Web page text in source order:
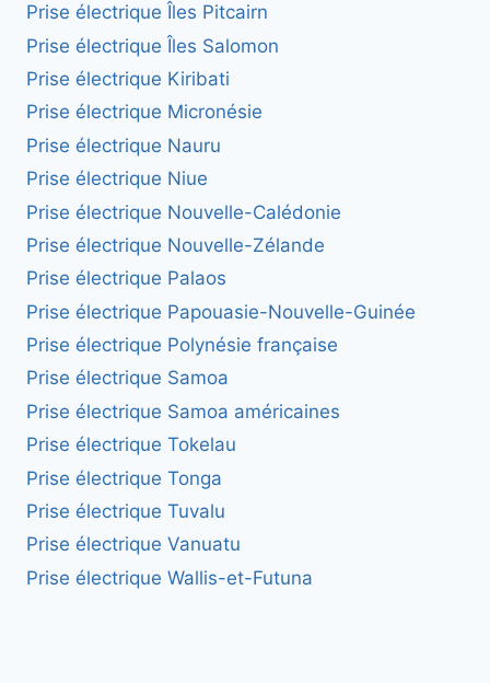
Prise électrique Îles Pitcairn
Prise électrique Îles Salomon
Prise électrique Kiribati
Prise électrique Micronésie
Prise électrique Nauru
Prise électrique Niue
Prise électrique Nouvelle-Calédonie
Prise électrique Nouvelle-Zélande
Prise électrique Palaos
Prise électrique Papouasie-Nouvelle-Guinée
Prise électrique Polynésie française
Prise électrique Samoa
Prise électrique Samoa américaines
Prise électrique Tokelau
Prise électrique Tonga
Prise électrique Tuvalu
Prise électrique Vanuatu
Prise électrique Wallis-et-Futuna